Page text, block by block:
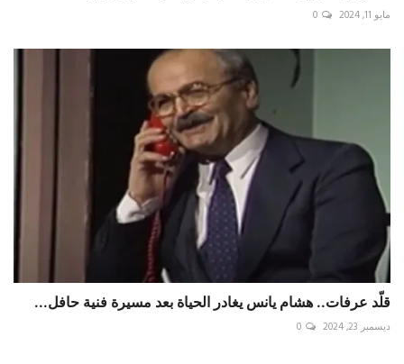
مايو 11, 2024 0
قلّد عرفات.. هشام يانس يغادر الحياة بعد مسيرة فنية حافل...
ديسمبر 23, 2024 0